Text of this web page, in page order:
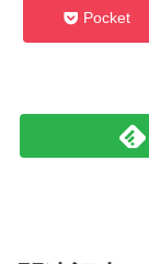
Pocket